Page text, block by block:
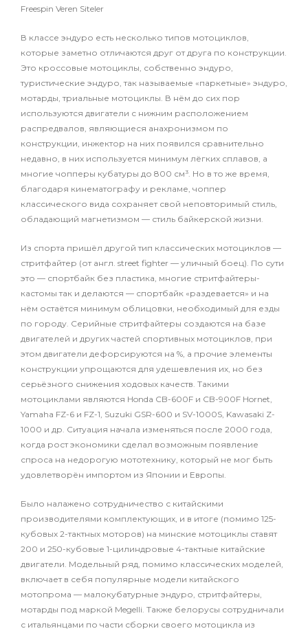
Freespin Veren Siteler
В классе эндуро есть несколько типов мотоциклов,
которые заметно отличаются друг от друга по конструкции.
Это кроссовые мотоциклы, собственно эндуро,
туристические эндуро, так называемые «паркетные» эндуро,
мотарды, триальные мотоциклы. В нём до сих пор
используются двигатели с нижним расположением
распредвалов, являющиеся анахронизмом по
конструкции, инжектор на них появился сравнительно
недавно, в них используется минимум лёгких сплавов, а
многие чопперы кубатуры до 800 см³. Но в то же время,
благодаря кинематографу и рекламе, чоппер
классического вида сохраняет свой неповторимый стиль,
обладающий магнетизмом — стиль байкерской жизни.
Из спорта пришёл другой тип классических мотоциклов —
стритфайтер (от англ. street fighter — уличный боец). По сути
это — спортбайк без пластика, многие стритфайтеры-
кастомы так и делаются — спортбайк «раздевается» и на
нём остаётся минимум облицовки, необходимый для езды
по городу. Серийные стритфайтеры создаются на базе
двигателей и других частей спортивных мотоциклов, при
этом двигатели дефорсируются на %, а прочие элементы
конструкции упрощаются для удешевления их, но без
серьёзного снижения ходовых качеств. Такими
мотоциклами являются Honda CB-600F и CB-900F Hornet,
Yamaha FZ-6 и FZ-1, Suzuki GSR-600 и SV-1000S, Kawasaki Z-
1000 и др. Ситуация начала изменяться после 2000 года,
когда рост экономики сделал возможным появление
спроса на недорогую мототехнику, который не мог быть
удовлетворён импортом из Японии и Европы.
Было налажено сотрудничество с китайскими
производителями комплектующих, и в итоге (помимо 125-
кубовых 2-тактных моторов) на минские мотоциклы ставят
200 и 250-кубовые 1-цилиндровые 4-тактные китайские
двигатели. Модельный ряд, помимо классических моделей,
включает в себя популярные модели китайского
мотопрома — малокубатурные эндуро, стритфайтеры,
мотарды под маркой Megelli. Также белорусы сотрудничали
с итальянцами по части сборки своего мотоцикла из